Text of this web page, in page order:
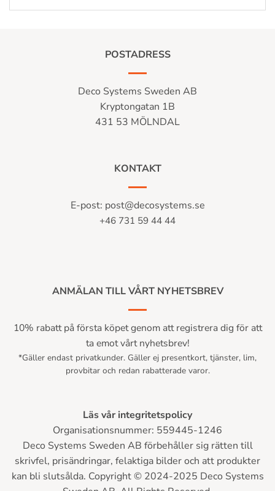
POSTADRESS
Deco Systems Sweden AB
Kryptongatan 1B
431 53 MÖLNDAL
KONTAKT
E-post: post@decosystems.se
+46 731 59 44 44
ANMÄLAN TILL VÅRT NYHETSBREV
10% rabatt på första köpet genom att registrera dig för att
ta emot vårt nyhetsbrev!
*Gäller endast privatkunder. Gäller ej presentkort, tjänster, lim,
provbitar och redan rabatterade varor.
Läs vår integritetspolicy
Organisationsnummer: 559445-1246
Deco Systems Sweden AB förbehåller sig rätten till
skrivfel, prisändringar, felaktiga bilder och att produkter
kan bli slutsålda. Copyright © 2024-2025 Deco Systems